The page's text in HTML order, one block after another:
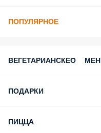
ПОПУЛЯРНОЕ
ВЕГЕТАРИАНСКЕО МЕНЮ
ПОДАРКИ
ПИЦЦА